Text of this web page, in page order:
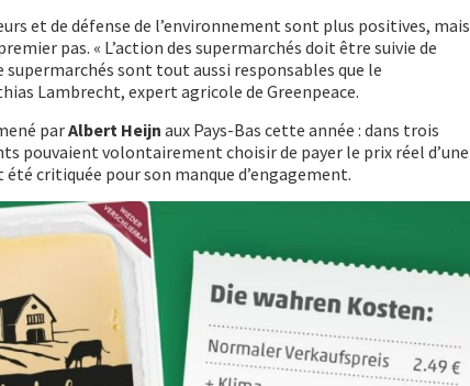
et de défense de l’environnement sont plus positives, mais
pas. « L’action des supermarchés doit être suivie de
supermarchés sont tout aussi responsables que le
Lambrecht, expert agricole de Greenpeace.
parAlbert Heijn aux Pays-Bas cette année : dans trois
pouvaient volontairement choisir de payer le prix réel d’une
critiquée pour son manque d’engagement.